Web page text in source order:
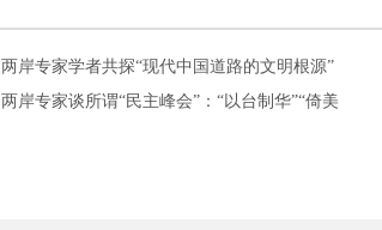
两岸专家学者共探“现代中国道路的文明根源”
两岸专家谈所谓“民主峰会”：“以台制华”“倚美